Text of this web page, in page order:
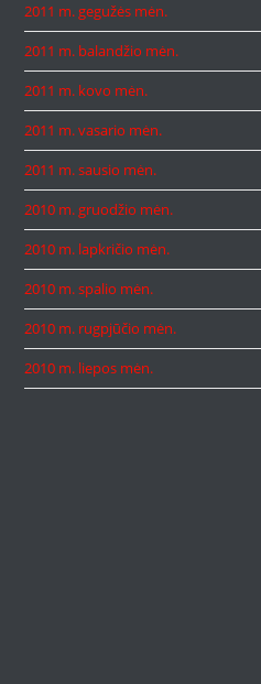
2011 m. gegužės mėn.
2011 m. balandžio mėn.
2011 m. kovo mėn.
2011 m. vasario mėn.
2011 m. sausio mėn.
2010 m. gruodžio mėn.
2010 m. lapkričio mėn.
2010 m. spalio mėn.
2010 m. rugpjūčio mėn.
2010 m. liepos mėn.